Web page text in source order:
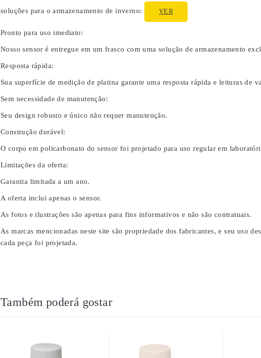
soluções para o armazenamento de inverno:
VER
Pronto para uso imediato:
Nosso sensor é entregue em um frasco com uma solução de armazenamento
Resposta rápida:
Sua superfície de medição de platina garante uma resposta rápida e leituras de
Sem necessidade de manutenção:
Seu design robusto e único não requer manutenção.
Construção durável:
O corpo em policarbonato do sensor foi projetado para uso regular em
Limitações da oferta:
Garantia limitada a um ano.
A oferta inclui apenas o sensor.
As fotos e ilustrações são apenas para fins informativos e não são contratuais.
As marcas mencionadas neste site são propriedade dos fabricantes, e seu uso
cada peça foi projetada.
Também poderá gostar